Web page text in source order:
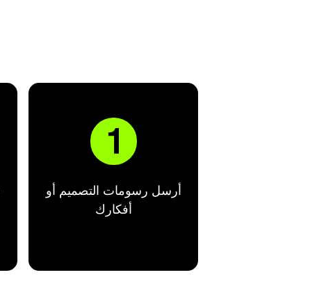

أرسل رسومات التصميم أو
أفكارك